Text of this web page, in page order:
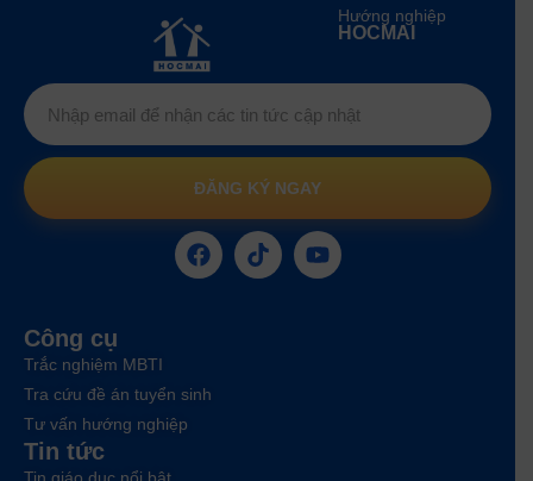
Hướng nghiệp
HOCMAI
ĐĂNG KÝ NGAY
Công cụ
Trắc nghiệm MBTI
Tra cứu đề án tuyển sinh
Tư vấn hướng nghiệp
Tin tức